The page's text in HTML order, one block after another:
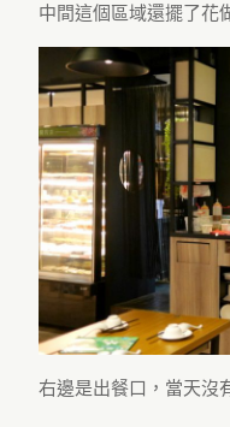
中間這個區域還擺了花
右邊是出餐口，當天沒